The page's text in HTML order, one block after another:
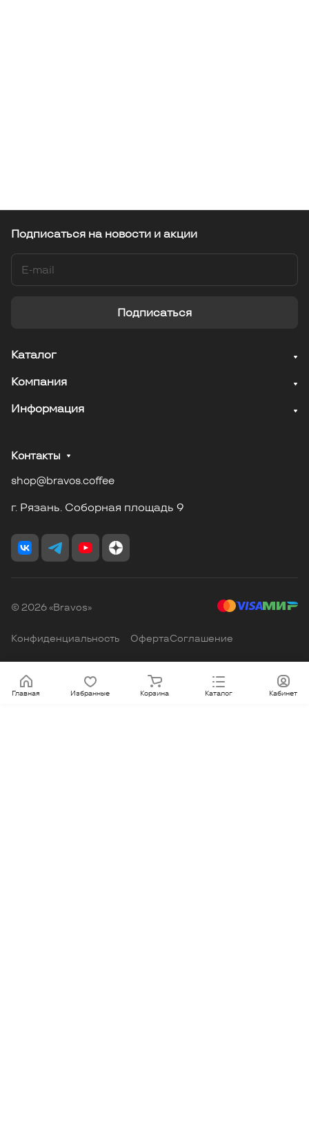
Главная Избранные Корзина Каталог Кабинет
Подписаться на новости и акции
Подписаться
Каталог
Компания
Информация
Контакты
shop@bravos.coffee
г. Рязань. Соборная площадь 9
© 2026 «Bravos»
Конфиденциальность ОфертаСоглашение